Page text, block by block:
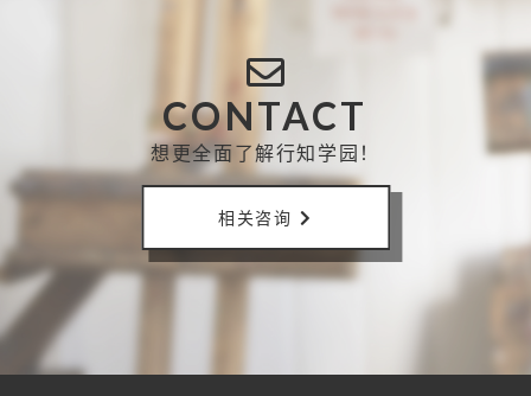
CONTACT
想更全面了解行知学园！
相关咨询